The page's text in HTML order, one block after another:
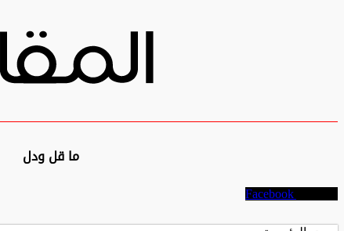
ما قل ودل
Facebook